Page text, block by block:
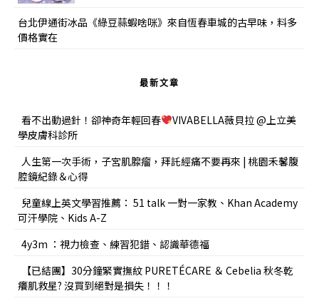
台北伊通街冰品《綠豆蒜蝦啥咪》來自恆春車城的古早味，料多
價格實在
最新文章
看不出動過針！卻神奇年輕回春
VIVABELLA薇貝拉 @上立美
學皮膚科診所
人生第一次手術，子宮肌腺瘤，拜託經痛不要再來 | 桃園禾馨腹
腔鏡紀錄＆心得
兒童線上英文學習推薦： 51 talk 一對一家教、Khan Academy
可汗學院、Kids A-Z
4y3m ：視力檢查、練習犯錯、認識華德福
【已結團】30分鐘緊實撫紋 PURETÉCARE ＆ Cebelia 秋冬乾
癢肌救星? 沒買到絕對是損失！！！